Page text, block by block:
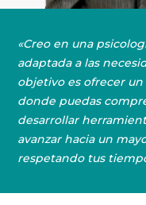
«Creo en una
adaptada a las
objetivo es ofrecer
donde puedas
desarrollar
avanzar hacia un
respetando tus